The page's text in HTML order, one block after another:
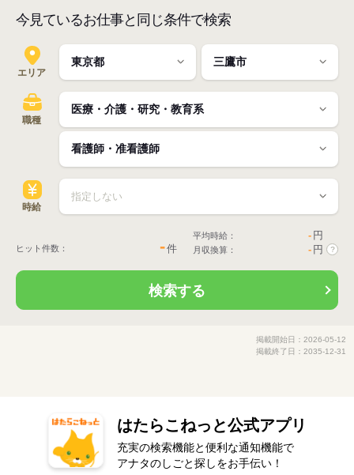
今見ているお仕事と同じ条件で検索
エリア
職種
時給
ヒット件数： -件
平均時給： - 円
月収換算： - 円 ?
検索する
掲載開始日：2026-05-12
掲載終了日：2035-12-31
はたらこねっと公式アプリ
充実の検索機能と便利な通知機能で
アナタのしごと探しをお手伝い！